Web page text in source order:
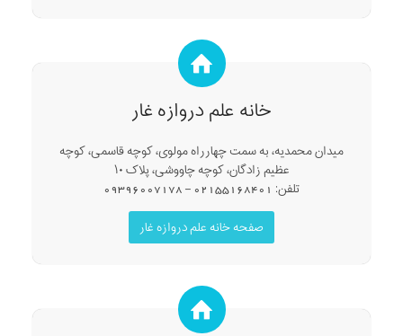
خانه علم دروازه غار
میدان محمدیه، به سمت چهارراه مولوی، کوچه قاسمی، کوچه
عظیم زادگان، کوچه چاووشی، پلاک ۱۰
تلفن: 02155168401 – 09396007178
صفحه خانه علم دروازه غار